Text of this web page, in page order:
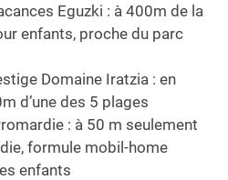
Eguzki : à 400m de la
enfants, proche du parc
Domaine Iratzia : en
d’une des 5 plages
: à 50 m seulement
formule mobil-home
enfants